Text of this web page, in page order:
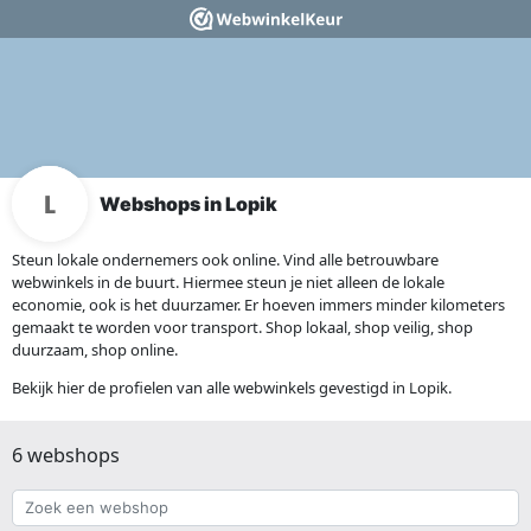
Webshops in Lopik
Steun lokale ondernemers ook online. Vind alle betrouwbare
webwinkels in de buurt. Hiermee steun je niet alleen de lokale
economie, ook is het duurzamer. Er hoeven immers minder kilometers
gemaakt te worden voor transport. Shop lokaal, shop veilig, shop
duurzaam, shop online.
Bekijk hier de profielen van alle webwinkels gevestigd in Lopik.
6 webshops
Zoek
een